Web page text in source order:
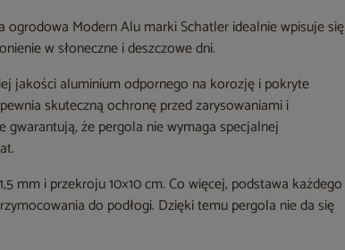
Modern Alu marki Schatler idealnie wpisuje się
w słoneczne i deszczowe dni.
jakości aluminium odpornego na korozję i pokryte
skuteczną ochronę przed zarysowaniami i
że pergola nie wymaga specjalnej
mm i przekroju 10×10 cm. Co więcej, podstawa każdego
do podłogi. Dzięki temu pergola nie da się